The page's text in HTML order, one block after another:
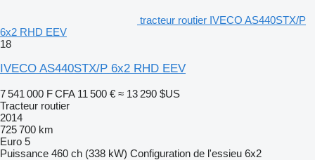
tracteur routier IVECO AS440STX/P
6x2 RHD EEV
18
IVECO AS440STX/P 6x2 RHD EEV
7 541 000 F CFA 11 500 € ≈ 13 290 $US
Tracteur routier
2014
725 700 km
Euro 5
Puissance 460 ch (338 kW) Configuration de l'essieu 6x2